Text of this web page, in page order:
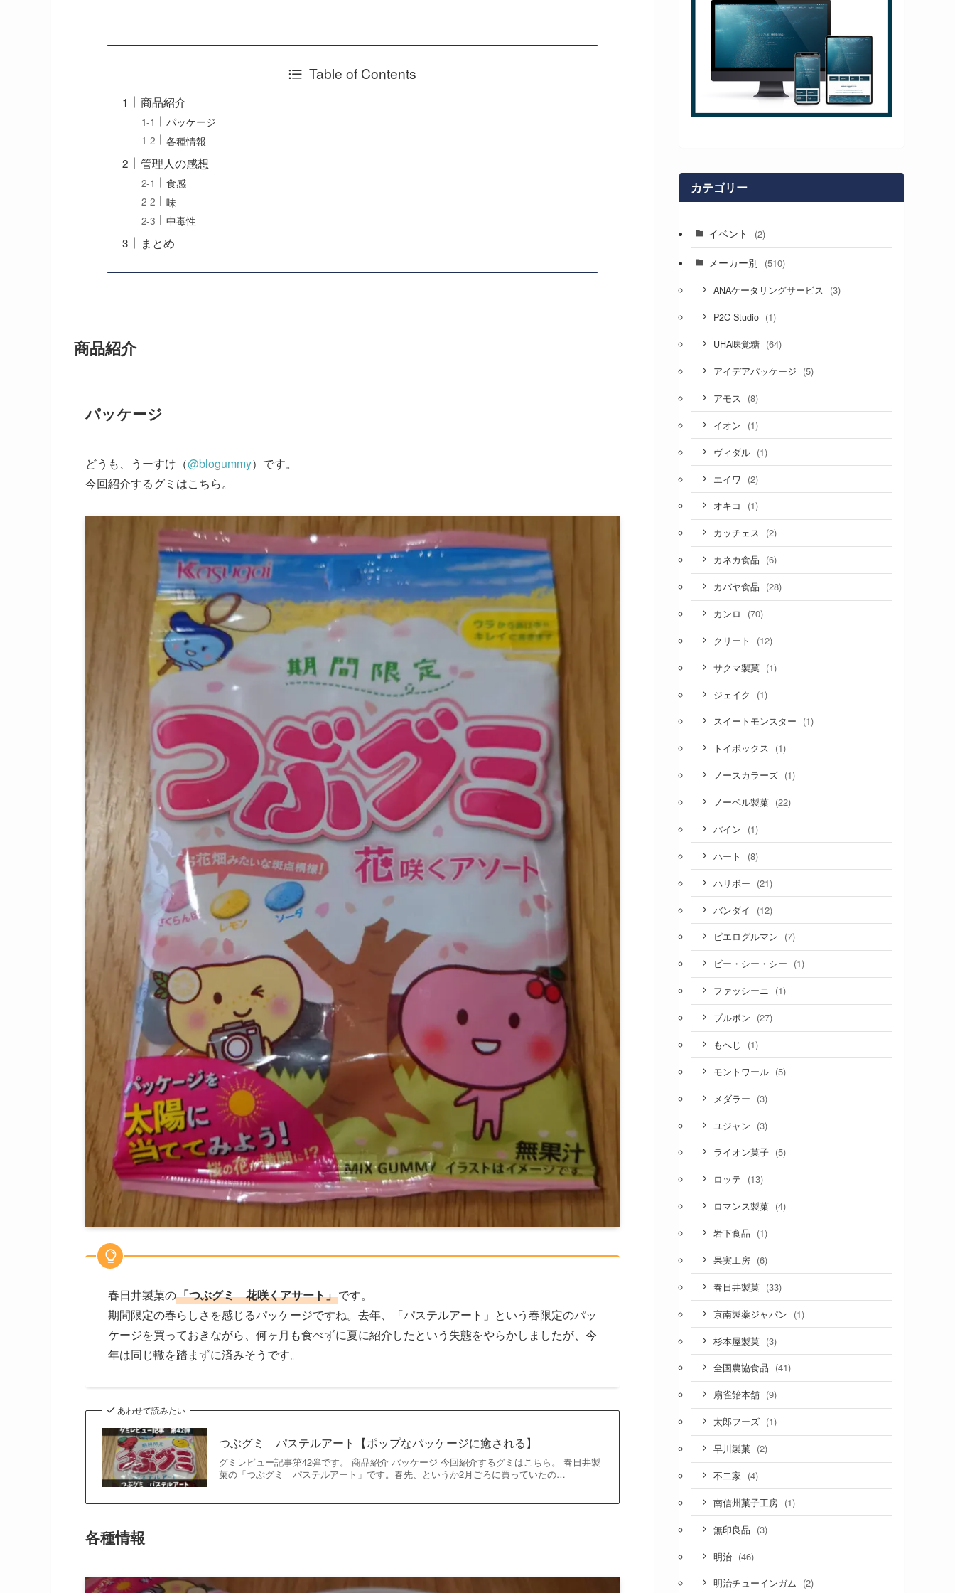
Table of Contents
商品紹介
パッケージ
各種情報
管理人の感想
食感
味
中毒性
まとめ
商品紹介
パッケージ
どうも、うーすけ（@blogummy）です。
今回紹介するグミはこちら。
春日井製菓の「つぶグミ 花咲くアサート」です。
期間限定の春らしさを感じるパッケージですね。去年、「パステルアート」という春限定のパッ
ケージを買っておきながら、何ヶ月も食べずに夏に紹介したという失態をやらかしましたが、今
年は同じ轍を踏まずに済みそうです。
あわせて読みたい
つぶグミ パステルアート【ポップなパッケージに癒される】
グミレビュー記事第42弾です。 商品紹介 パッケージ 今回紹介するグミはこちら。 春日井製
菓の「つぶグミ パステルアート」です。春先、というか2月ごろに買っていたの…
各種情報
カテゴリー
イベント (2)
メーカー別 (510)
ANAケータリングサービス (3)
P2C Studio (1)
UHA味覚糖 (64)
アイデアパッケージ (5)
アモス (8)
イオン (1)
ヴィダル (1)
エイワ (2)
オキコ (1)
カッチェス (2)
カネカ食品 (6)
カバヤ食品 (28)
カンロ (70)
クリート (12)
サクマ製菓 (1)
ジェイク (1)
スイートモンスター (1)
トイボックス (1)
ノースカラーズ (1)
ノーベル製菓 (22)
パイン (1)
ハート (8)
ハリボー (21)
バンダイ (12)
ピエログルマン (7)
ビー・シー・シー (1)
ファッシーニ (1)
ブルボン (27)
もへじ (1)
モントワール (5)
メダラー (3)
ユジャン (3)
ライオン菓子 (5)
ロッテ (13)
ロマンス製菓 (4)
岩下食品 (1)
果実工房 (6)
春日井製菓 (33)
京南製薬ジャパン (1)
杉本屋製菓 (3)
全国農協食品 (41)
扇雀飴本舗 (9)
太郎フーズ (1)
早川製菓 (2)
不二家 (4)
南信州菓子工房 (1)
無印良品 (3)
明治 (46)
明治チューインガム (2)